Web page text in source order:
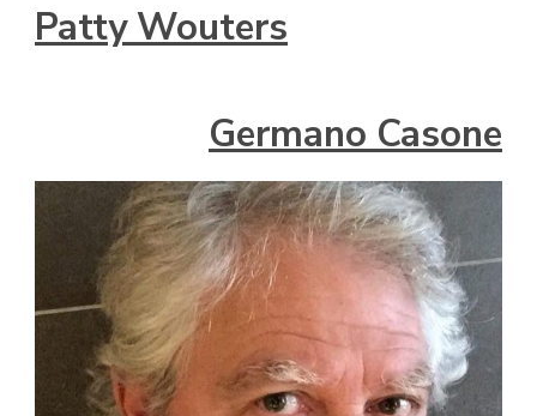
Patty Wouters
Germano Casone